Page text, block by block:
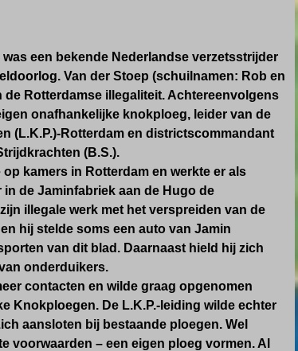
een bekende Nederlandse verzetsstrijder
Van der Stoep (schuilnamen: Rob en
de Rotterdamse illegaliteit. Achtereenvolgens
onafhankelijke knokploeg, leider van de
(L.K.P.)-Rotterdam en districtscommandant
(B.S.).
kamers in Rotterdam en werkte er als
de Jaminfabriek aan de Hugo de
illegale werk met het verspreiden van de
hij stelde soms een auto van Jamin
van dit blad. Daarnaast hield hij zich
onderduikers.
contacten en wilde graag opgenomen
Knokploegen. De L.K.P.-leiding wilde echter
aansloten bij bestaande ploegen. Wel
voorwaarden – een eigen ploeg vormen. Al